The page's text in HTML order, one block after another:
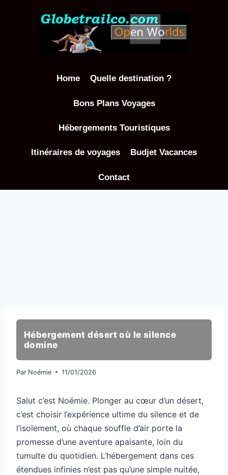
Home Quelle destination ?
Bons Plans Voyages
Hébergements Touristiques
Itinéraires de voyages Budjet Vacances
Contact
Hébergement désert où le silence
domine
Par Noémie 11/01/2026
Salut c’est Noémie. Plonger au cœur d’un désert,
c’est choisir l’expérience ultime du silence et de
l’isolement, où chaque souffle d’air porte la
promesse d’une aventure apaisante, loin du
tumulte du quotidien. L’hébergement dans ces
étendues infinies n’est pas qu’une simple nuitée,